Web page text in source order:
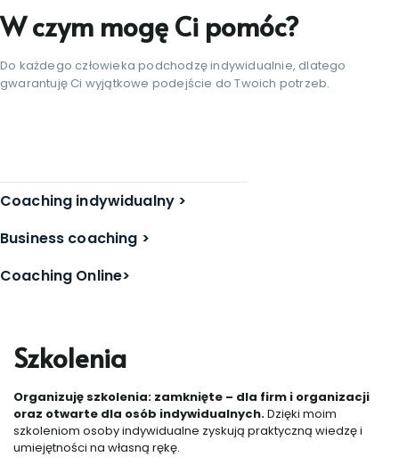
W czym mogę Ci pomóc?
Do każdego człowieka podchodzę indywidualnie, dlatego
gwarantuję Ci wyjątkowe podejście do Twoich potrzeb.
Coaching indywidualny >
Business coaching >
Coaching Online>
Szkolenia
Organizuję szkolenia: zamknięte – dla firm i organizacji
oraz otwarte dla osób indywidualnych.Dzięki moim
szkoleniom osoby indywidualne zyskują praktyczną wiedzę i
umiejętności na własną rękę.